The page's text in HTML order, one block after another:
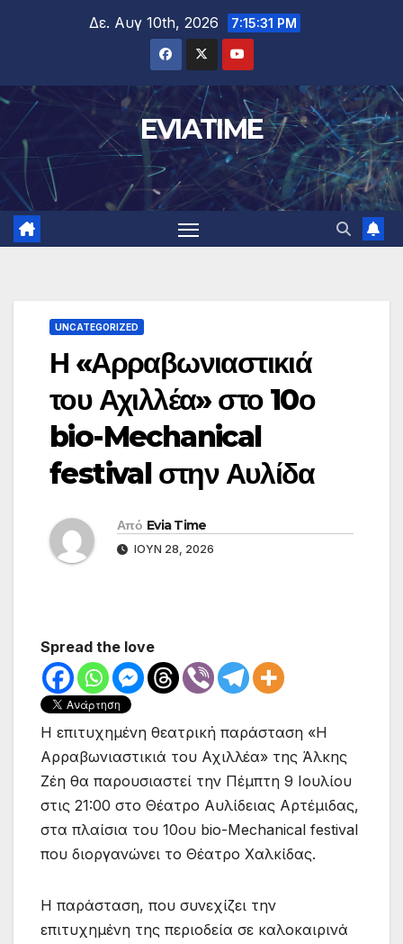
Δε. Αυγ 10th, 2026 7:15:32 PM
EVIATIME
UNCATEGORIZED
Η «Αρραβωνιαστικιά
του Αχιλλέα» στο 10ο
bio-Mechanical
festival στην Αυλίδα
Από Evia Time
ΙΟΎΝ 28, 2026
Spread the love
Η επιτυχημένη θεατρική παράσταση «Η
Αρραβωνιαστικιά του Αχιλλέα» της Άλκης
Ζέη θα παρουσιαστεί την Πέμπτη 9 Ιουλίου
στις 21:00 στο Θέατρο Αυλίδειας Αρτέμιδας,
στα πλαίσια του 10ου bio-Mechanical festival
που διοργανώνει το Θέατρο Χαλκίδας.
Η παράσταση, που συνεχίζει την
επιτυχημένη της περιοδεία σε καλοκαιρινά